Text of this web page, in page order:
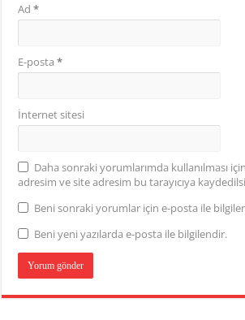
Ad*
E-posta*
İnternet sitesi
Daha sonraki yorumlarımda kullanılması
adresim ve site adresim bu tarayıcıya
Beni sonraki yorumlar için e-posta ile
Beni yeni yazılarda e-posta ile bilgilendir.